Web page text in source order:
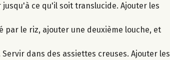
ce qu'il soit translucide. Ajouter les
par le riz, ajouter une deuxième louche, et
dans des assiettes creuses. Ajouter les